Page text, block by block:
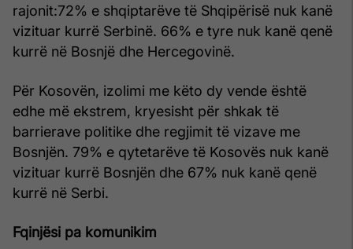
rajonit:72% e shqiptarëve të Shqipërisë nuk kanë
vizituar kurrë Serbinë. 66% e tyre nuk kanë qenë
kurrë në Bosnjë dhe Hercegovinë.
Për Kosovën, izolimi me këto dy vende është
edhe më ekstrem, kryesisht për shkak të
barrierave politike dhe regjimit të vizave me
Bosnjën. 79% e qytetarëve të Kosovës nuk kanë
vizituar kurrë Bosnjën dhe 67% nuk kanë qenë
kurrë në Serbi.
Fqinjësi pa komunikim